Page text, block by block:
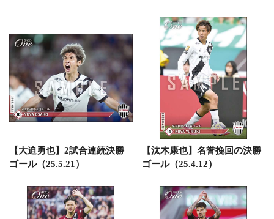
【大迫勇也】2試合連続決勝
ゴール（25.5.21）
【汰木康也】名誉挽回の決勝
ゴール（25.4.12）